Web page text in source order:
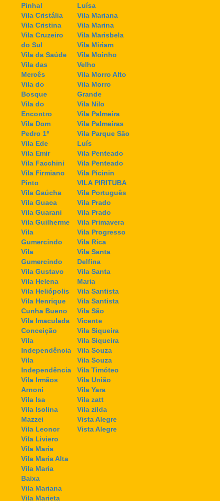
Pinhal
Vila Cristália
Vila Cristina
Vila Cruzeiro
do Sul
Vila da Saúde
Vila das
Mercês
Vila do
Bosque
Vila do
Encontro
Vila Dom
Pedro 1º
Vila Ede
Vila Emir
Vila Facchini
Vila Firmiano
Pinto
Vila Gaúcha
Vila Guaca
Vila Guarani
Vila Guilherme
Vila
Gumercindo
Vila
Gumercindo
Vila Gustavo
Vila Helena
Vila Heliópolis
Vila Henrique
Cunha Bueno
Vila Imaculada
Conceição
Vila
Independência
Vila
Independência
Vila Irmãos
Arnoni
Vila Isa
Vila Isolina
Mazzei
Vila Leonor
Vila Liviero
Vila Maria
Vila Maria Alta
Vila Maria
Baixa
Vila Mariana
Vila Marieta
Luísa
Vila Mariana
Vila Marina
Vila Marisbela
Vila Miriam
Vila Moinho
Velho
Vila Morro Alto
Vila Morro
Grande
Vila Nilo
Vila Palmeira
Vila Palmeiras
Vila Parque São
Luís
Vila Penteado
Vila Penteado
Vila Picinin
VILA PIRITUBA
Vila Português
Vila Prado
Vila Prado
Vila Primavera
Vila Progresso
Vila Rica
Vila Santa
Delfina
Vila Santa
Maria
Vila Santista
Vila Santista
Vila São
Vicente
Vila Siqueira
Vila Siqueira
Vila Souza
Vila Souza
Vila Timóteo
Vila União
Vila Yara
Vila zatt
Vila zilda
Vista Alegre
Vista Alegre